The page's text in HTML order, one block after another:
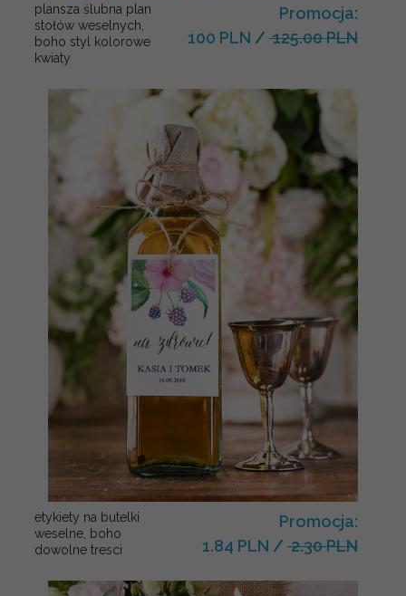
plansza ślubna plan
stołów weselnych,
boho styl kolorowe
kwiaty
Promocja:
100 PLN / 125.00 PLN
etykiety na butelki
weselne, boho
dowolne tresci
Promocja:
1.84 PLN / 2.30 PLN